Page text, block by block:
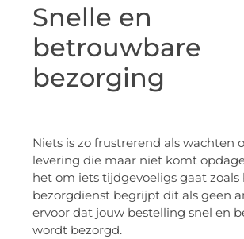
Snelle en
betrouwbare
bezorging
Niets is zo frustrerend als wachten
levering die maar niet komt
het om iets tijdgevoeligs gaat zoals
bezorgdienst begrijpt dit als geen
ervoor dat jouw bestelling snel en
wordt bezorgd.